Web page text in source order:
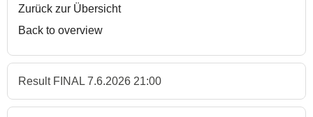
Zurück zur Übersicht
Back to overview
Result FINAL 7.6.2026 21:00